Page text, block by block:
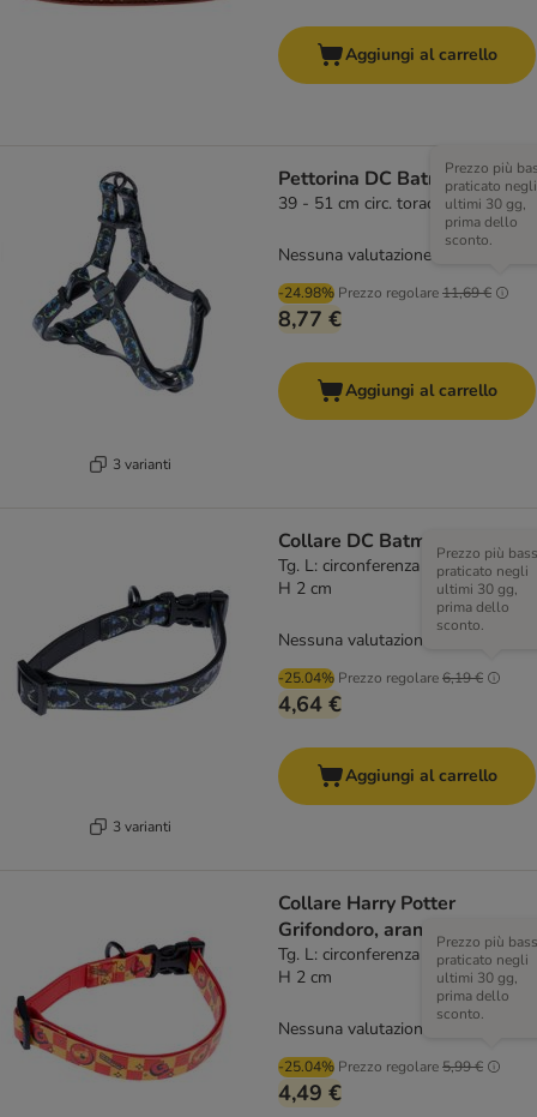
Aggiungi al carrello
3 varianti
Pettorina DC Batman, nera
39 - 51 cm circ. torace
-24.98% Prezzo regolare11,69 €
Prezzo più
praticato negli
ultimi 30 gg,
prima dello
sconto.
8,77 €
Nessuna valutazione
Aggiungi al carrello
3 varianti
Collare DC Batman, nero
Tg. L: circonferenza 35 - 56 cm x
H 2 cm
-25.04% Prezzo regolare6,19 €
Prezzo più
praticato negli
ultimi 30 gg,
prima dello
sconto.
4,64 €
Nessuna valutazione
Aggiungi al carrello
Collare Harry Potter
Grifondoro, arancione
Tg. L: circonferenza 35 - 56 cm x
H 2 cm
-25.04% Prezzo regolare5,99 €
Prezzo più
praticato negli
ultimi 30 gg,
prima dello
sconto.
4,49 €
Nessuna valutazione